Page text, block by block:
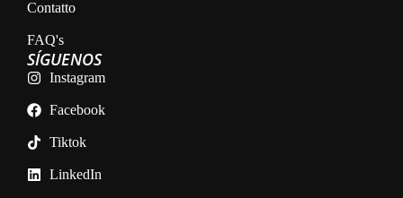
Contatto
FAQ's
SÍGUENOS
Instagram
Facebook
Tiktok
LinkedIn